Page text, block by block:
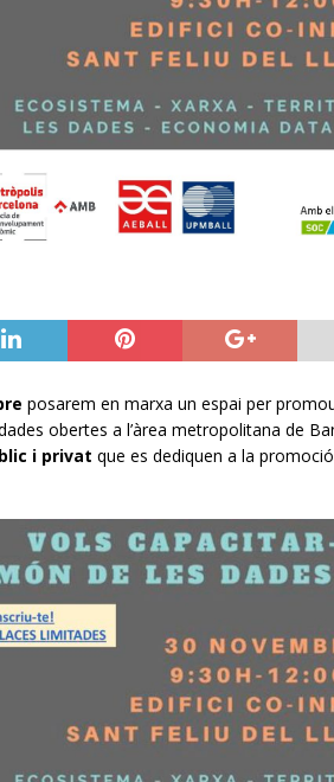
posarem en marxa un espai per
obertes a l’àrea metropolitana de
i privat que es dediquen a la